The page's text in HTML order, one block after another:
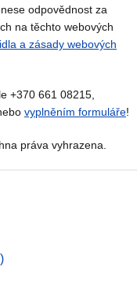
odpovědnost za
na těchto webových
a zásady webových
+370 661 08215,
vyplněním formuláře!
práva vyhrazena.